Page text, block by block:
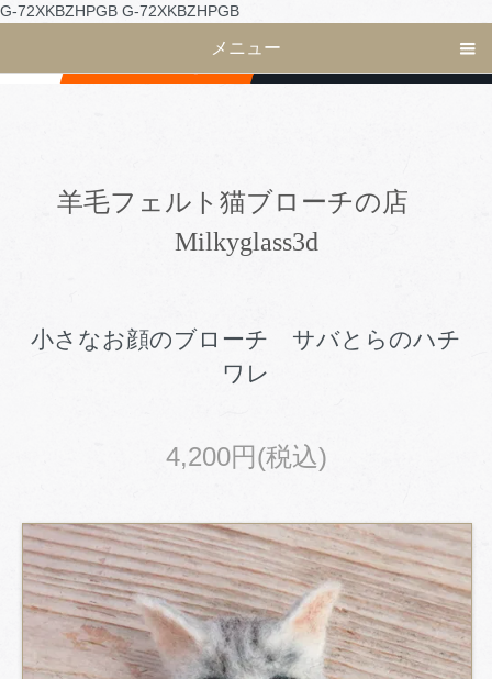
G-72XKBZHPGB G-72XKBZHPGB
メニュー
羊毛フェルト猫ブローチの店
Milkyglass3d
小さなお顔のブローチ サバとらのハチ
ワレ
4,200円(税込)